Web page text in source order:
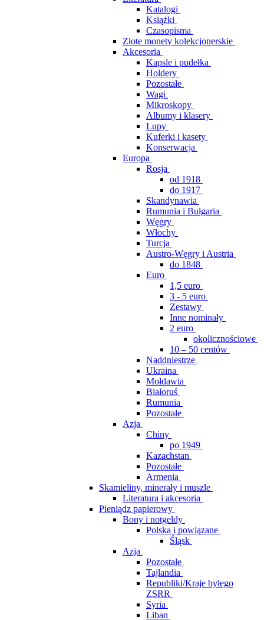
Katalogi
Książki
Czasopisma
Złote monety kolekcjonerskie
Akcesoria
Kapsle i pudełka
Holdery
Pozostałe
Wagi
Mikroskopy
Albumy i klasery
Lupy
Kuferki i kasety
Konserwacja
Europa
Rosja
od 1918
do 1917
Skandynawia
Rumunia i Bułgaria
Węgry
Włochy
Turcja
Austro-Węgry i Austria
do 1848
Euro
1,5 euro
3 - 5 euro
Zestawy
Inne nominały
2 euro
okolicznościowe
10 – 50 centów
Naddniestrze
Ukraina
Mołdawia
Białoruś
Rumunia
Pozostałe
Azja
Chiny
po 1949
Kazachstan
Pozostałe
Armenia
Skamieliny, minerały i muszle
Literatura i akcesoria
Pieniądz papierowy
Bony i notgeldy
Polska i powiązane
Śląsk
Azja
Pozostałe
Tajlandia
Republiki/Kraje byłego
ZSRR
Syria
Liban